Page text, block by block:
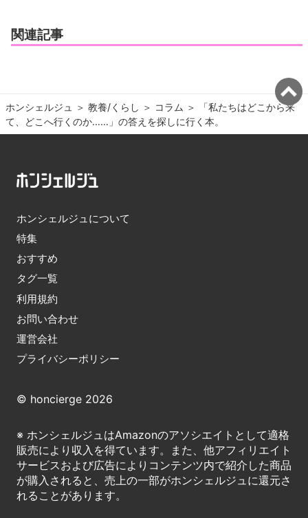
関連記事
ホンシェルジュ ＞ 教養/くらし ＞ コラム ＞
「私たちはどこから来
て、どこへ行くのか……」の答えを探しに行く本。
ホンシェルジュについて
特集
おすすめ
タグ一覧
利用規約
お問い合わせ
運営会社
プライバシーポリシー
© honcierge 2026
※ ホンシェルジュはAmazonのアソシエイトとして適格
販売により収入を得ています。また、他アフィリエイト
サービスおよび広告によりコンテンツ内で紹介した商品
が購入されると、売上の一部がホンシェルジュに還元さ
れることがあります。